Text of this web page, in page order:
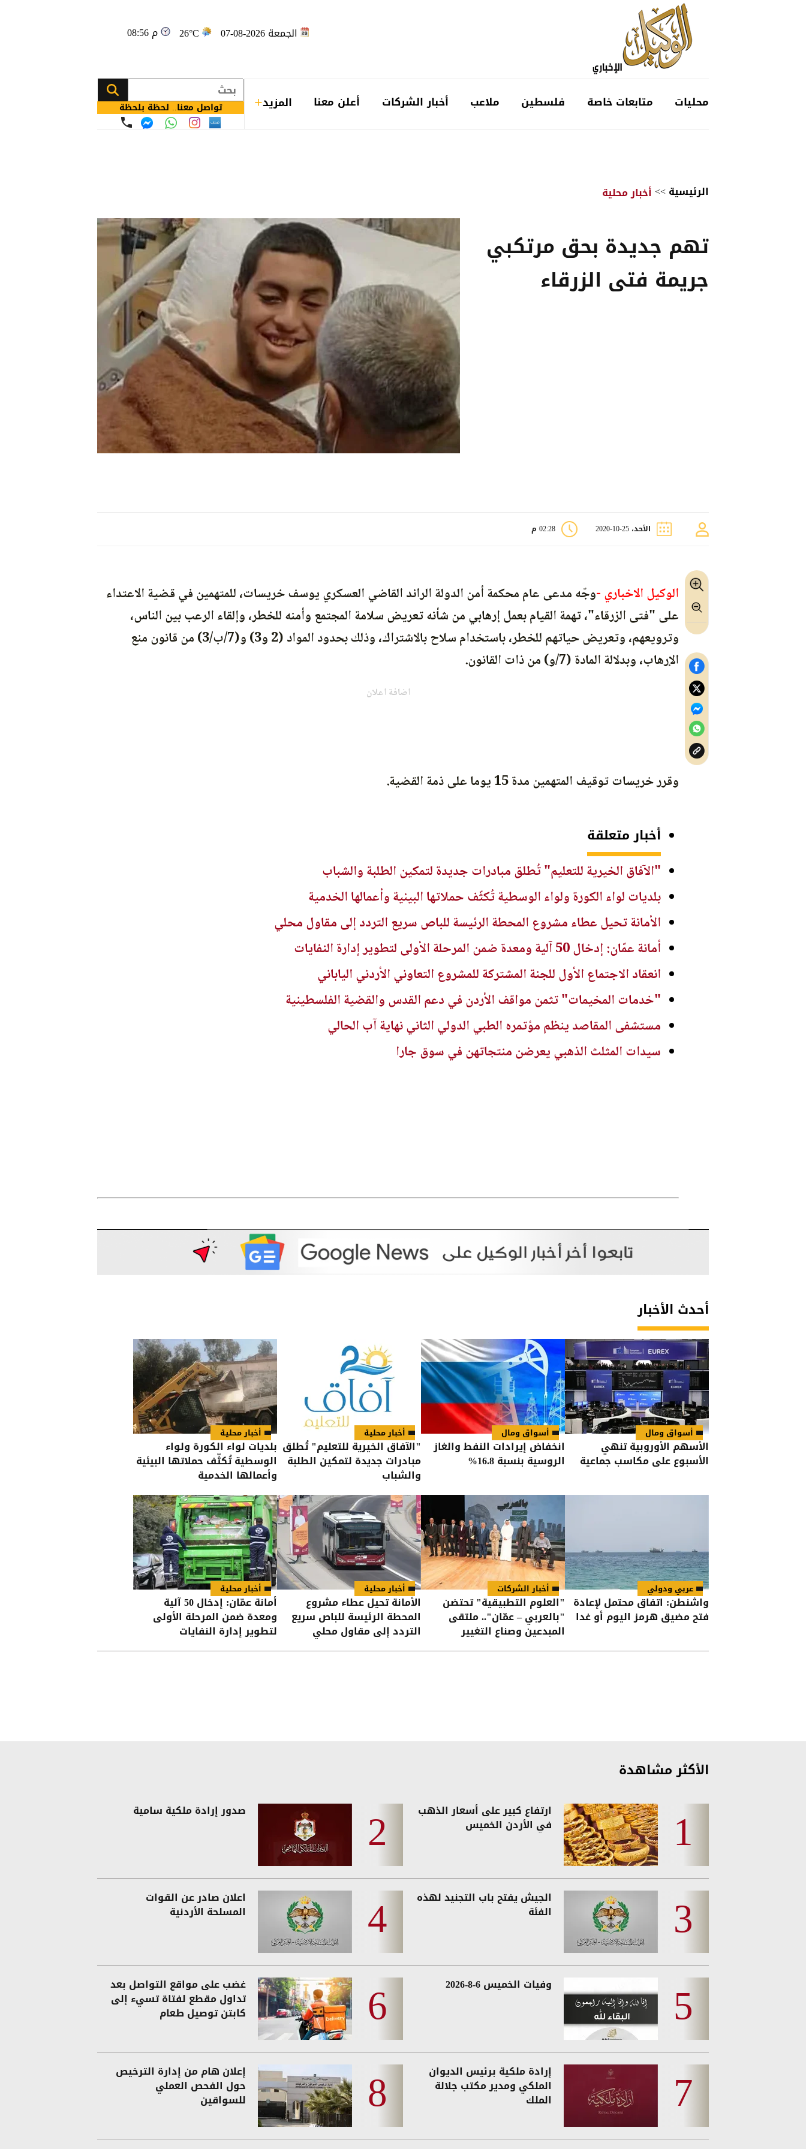
الجمعة 2026-08-07 26°C 08:56 م
محليات متابعات خاصة فلسطين ملاعب أخبار الشركات أعلن معنا المزيد تواصل معنا.. لحظة بلحظة
الرئيسية>>أخبار محلية
تهم جديدة بحق مرتكبي
جريمة فتى الزرقاء
الأحد، 25-10-2020 02:28 م
الوكيل الاخباري -وجّه مدعى عام محكمة أمن الدولة الرائد القاضي العسكري يوسف خريسات، للمتهمين في قضية الاعتداء
على "فتى الزرقاء"، تهمة القيام بعمل إرهابي من شأنه تعريض سلامة المجتمع وأمنه للخطر، وإلقاء الرعب بين الناس،
وترويعهم، وتعريض حياتهم للخطر، باستخدام سلاح بالاشتراك، وذلك بحدود المواد (2 و3) و(7/ب/3) من قانون منع
الإرهاب، وبدلالة المادة (7/و) من ذات القانون.
اضافة اعلان
وقرر خريسات توقيف المتهمين مدة 15 يوما على ذمة القضية.
أخبار متعلقة
"الآفاق الخيرية للتعليم" تُطلق مبادرات جديدة لتمكين الطلبة والشباب
بلديات لواء الكورة ولواء الوسطية تُكثّف حملاتها البيئية وأعمالها الخدمية
الأمانة تحيل عطاء مشروع المحطة الرئيسة للباص سريع التردد إلى مقاول محلي
أمانة عمّان: إدخال 50 آلية ومعدة ضمن المرحلة الأولى لتطوير إدارة النفايات
انعقاد الاجتماع الأول للجنة المشتركة للمشروع التعاوني الأردني الياباني
"خدمات المخيمات" تثمن مواقف الأردن في دعم القدس والقضية الفلسطينية
مستشفى المقاصد ينظم مؤتمره الطبي الدولي الثاني نهاية آب الحالي
سيدات المثلث الذهبي يعرضن منتجاتهن في سوق جارا
أحدث الأخبار
أسواق ومال
الأسهم الأوروبية تنهي
الأسبوع على مكاسب جماعية
أسواق ومال
انخفاض إيرادات النفط والغاز
الروسية بنسبة 16.8%
أخبار محلية
"الآفاق الخيرية للتعليم" تُطلق
مبادرات جديدة لتمكين الطلبة
والشباب
أخبار محلية
بلديات لواء الكورة ولواء
الوسطية تُكثّف حملاتها البيئية
وأعمالها الخدمية
عربي ودولي
واشنطن: اتفاق محتمل لإعادة
فتح مضيق هرمز اليوم أو غدا
أخبار الشركات
"العلوم التطبيقية" تحتضن
"بالعربي – عمّان".. ملتقى
المبدعين وصناع التغيير
أخبار محلية
الأمانة تحيل عطاء مشروع
المحطة الرئيسة للباص سريع
التردد إلى مقاول محلي
أخبار محلية
أمانة عمّان: إدخال 50 آلية
ومعدة ضمن المرحلة الأولى
لتطوير إدارة النفايات
الأكثر مشاهدة
ارتفاع كبير على أسعار الذهب
في الأردن الخميس
صدور إرادة ملكية سامية
الجيش يفتح باب التجنيد لهذه
الفئة
اعلان صادر عن القوات
المسلحة الأردنية
وفيات الخميس 6-8-2026 غضب على مواقع التواصل بعد
تداول مقطع لفتاة تسيء إلى
كابتن توصيل طعام
إرادة ملكية برئيس الديوان
الملكي ومدير مكتب جلالة
الملك
إعلان هام من إدارة الترخيص
حول الفحص العملي
للسواقين